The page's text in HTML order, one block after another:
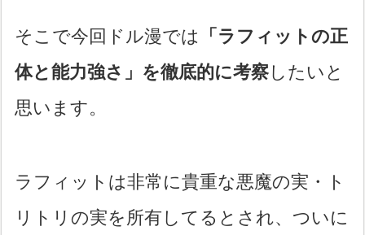
そこで今回ドル漫では
「ラフィットの正
体と能力強さ」を徹底的に考察したいと
思います。
ラフィットは非常に貴重な悪魔の実・ト
リトリの実を所有してるとされ、ついに